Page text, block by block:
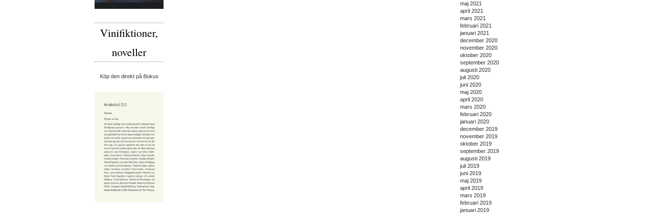
maj 2021
april 2021
mars 2021
februari 2021
januari 2021
december 2020
november 2020
oktober 2020
september 2020
augusti 2020
juli 2020
juni 2020
maj 2020
april 2020
mars 2020
februari 2020
januari 2020
december 2019
november 2019
oktober 2019
september 2019
augusti 2019
juli 2019
juni 2019
maj 2019
april 2019
mars 2019
februari 2019
januari 2019
Vinifiktioner,
noveller
Köp den direkt på Bokus